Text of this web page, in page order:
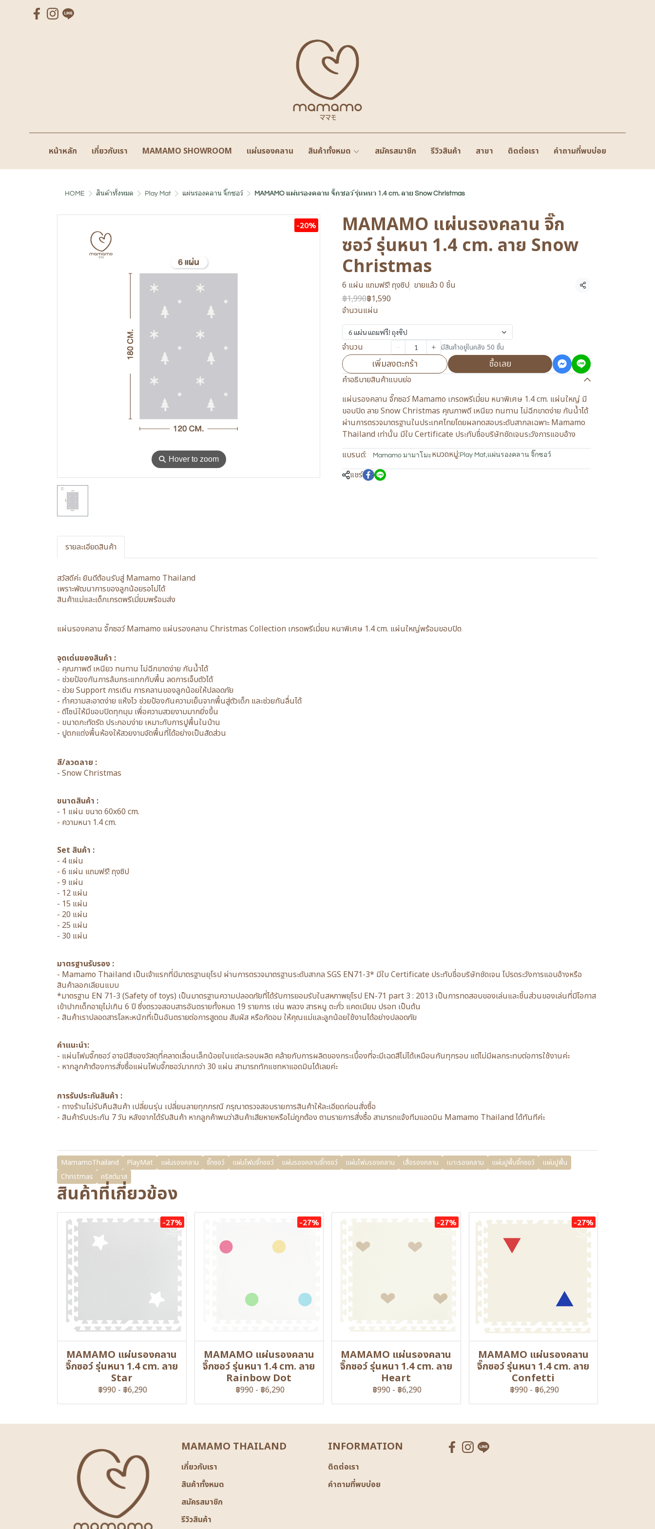
หน้าหลัก เกี่ยวกับเรา MAMAMO SHOWROOM แผ่นรองคลาน สินค้าทั้งหมด สมัครสมาชิก รีวิวสินค้า สาขา ติดต่อเรา คำถามที่พบบ่อย
HOME สินค้าทั้งหมด Play Mat แผ่นรองคลาน จิ๊กซอว์ MAMAMO แผ่นรองคลาน จิ๊กซอว์ รุ่นหนา 1.4 cm. ลาย Snow Christmas
⚲ Hover to zoom
-20% MAMAMO แผ่นรองคลาน จิ๊ก
ซอว์ รุ่นหนา 1.4 cm. ลาย Snow
Christmas
6 แผ่น แถมฟรี! ถุงซิป ขายแล้ว 0 ชิ้น แชร์
฿1,990฿1,590
จำนวนแผ่น
6 แผ่น แถมฟรี! ถุงซิป
จำนวน มีสินค้าอยู่ในคลัง 50 ชิ้น
เพิ่มลงตะกร้า ซื้อเลย
คำอธิบายสินค้าแบบย่อ
แผ่นรองคลาน จิ๊กซอว์ Mamamo เกรดพรีเมี่ยม หนาพิเศษ 1.4 cm. แผ่นใหญ่ มี
ขอบปิด ลาย Snow Christmas คุณภาพดี เหนียว ทนทาน ไม่ฉีกขาดง่าย กันน้ำได้
ผ่านการตรวจมาตรฐานในประเทศไทยโดยผลทดสอบระดับสากลเฉพาะ Mamamo
Thailand เท่านั้น มีใบ Certificate ประทับชื่อบริษัทชัดเจนระวังการแอบอ้าง
แบรนด์:
Mamamo มามาโมะหมวดหมู่: Play Mat,แผ่นรองคลาน จิ๊กซอว์
แชร์
รายละเอียดสินค้า
สวัสดีค่ะ ยินดีต้อนรับสู่ Mamamo Thailand
เพราะพัฒนาการของลูกน้อยรอไม่ได้
สินค้าแม่และเด็กเกรดพรีเมี่ยมพร้อมส่ง
แผ่นรองคลาน จิ๊กซอว์ Mamamo แผ่นรองคลาน Christmas Collection เกรดพรีเมี่ยม หนาพิเศษ 1.4 cm. แผ่นใหญ่พร้อมขอบปิด
จุดเด่นของสินค้า :
- คุณภาพดี เหนียว ทนทาน ไม่ฉีกขาดง่าย กันน้ำได้
- ช่วยป้องกันการล้มกระแทกกับพื้น ลดการเจ็บตัวได้
- ช่วย Support การเดิน การคลานของลูกน้อยให้ปลอดภัย
- ทำความสะอาดง่าย แห้งไว ช่วยป้องกันความเย็นจากพื้นสู่ตัวเด็ก และช่วยกันลื่นได้
- ดีไซน์ให้มีขอบปิดทุกมุม เพื่อความสวยงามมากยิ่งขึ้น
- ขนาดกะทัดรัด ประกอบง่าย เหมาะกับการปูพื้นในบ้าน
- ปูตกแต่งพื้นห้องให้สวยงามจัดพื้นที่ได้อย่างเป็นสัดส่วน
สี/ลวดลาย :
- Snow Christmas
ขนาดสินค้า :
- 1 แผ่น ขนาด 60x60 cm.
- ความหนา 1.4 cm.
Set สินค้า :
- 4 แผ่น
- 6 แผ่น แถมฟรี! ถุงซิป
- 9 แผ่น
- 12 แผ่น
- 15 แผ่น
- 20 แผ่น
- 25 แผ่น
- 30 แผ่น
มาตรฐานรับรอง :
- Mamamo Thailand เป็นเจ้าแรกที่มีมาตรฐานยุโรป ผ่านการตรวจมาตรฐานระดับสากล SGS EN71-3* มีใบ Certificate ประทับชื่อบริษัทชัดเจน โปรดระวังการแอบอ้างหรือ
สินค้าลอกเลียนแบบ
*มาตรฐาน EN 71-3 (Safety of toys) เป็นมาตรฐานความปลอดภัยที่ได้รับการยอมรับในสหภาพยุโรป EN-71 part 3 : 2013 เป็นการทดสอบของเล่นและชิ้นส่วนของเล่นที่มีโอกาส
เข้าปากเด็กอายุไม่เกิน 6 ปี ซึ่งตรวจสอบสารอันตรายทั้งหมด 19 รายการ เช่น พลวง สารหนู ตะกั่ว แคดเมียม ปรอท เป็นต้น
- สินค้าเราปลอดสารโลหะหนักที่เป็นอันตรายต่อการสูดดม สัมผัส หรือกัดอม ให้คุณแม่และลูกน้อยใช้งานได้อย่างปลอดภัย
คำแนะนำ:
- แผ่นโฟมจิ๊กซอว์ อาจมีสีของวัสดุที่คลาดเลื่อนเล็กน้อยในแต่ละรอบผลิต คล้ายกับการผลิตของกระเบื้องที่จะมีเฉดสีไม่ได้เหมือนกันทุกรอบ แต่ไม่มีผลกระทบต่อการใช้งานค่ะ
- หากลูกค้าต้องการสั่งซื้อแผ่นโฟมจิ๊กซอว์มากกว่า 30 แผ่น สามารถทักแชทหาแอดมินได้เลยค่ะ
การรับประกันสินค้า :
- ทางร้านไม่รับคืนสินค้า เปลี่ยนรุ่น เปลี่ยนลายทุกกรณี กรุณาตรวจสอบรายการสินค้าให้ละเอียดก่อนสั่งซื้อ
- สินค้ารับประกัน 7 วัน หลังจากได้รับสินค้า หากลูกค้าพบว่าสินค้าเสียหายหรือไม่ถูกต้อง ตามรายการสั่งซื้อ สามารถแจ้งทีมแอดมิน Mamamo Thailand ได้ทันทีค่ะ
MamamoThailand PlayMat แผ่นรองคลาน จิ๊กซอว์ แผ่นโฟมจิ๊กซอว์ แผ่นรองคลานจิ๊กซอว์ แผ่นโฟมรองคลาน เสื่อรองคลาน เบาะรองคลาน แผ่นปูพื้นจิ๊กซอว์
แผ่นปูพื้น
Christmas
คริสต์มาส
สินค้าที่เกี่ยวข้อง
-27%
MAMAMO แผ่นรองคลาน
จิ๊กซอว์ รุ่นหนา 1.4 cm. ลาย
Star
฿990 - ฿6,290
-27%
MAMAMO แผ่นรองคลาน
จิ๊กซอว์ รุ่นหนา 1.4 cm. ลาย
Rainbow Dot
฿990 - ฿6,290
-27%
MAMAMO แผ่นรองคลาน
จิ๊กซอว์ รุ่นหนา 1.4 cm. ลาย
Heart
฿990 - ฿6,290
-27%
MAMAMO แผ่นรองคลาน
จิ๊กซอว์ รุ่นหนา 1.4 cm. ลาย
Confetti
฿990 - ฿6,290
MAMAMO THAILAND
เกี่ยวกับเรา
สินค้าทั้งหมด
สมัครสมาชิก
รีวิวสินค้า
INFORMATION
ติดต่อเรา
คำถามที่พบบ่อย